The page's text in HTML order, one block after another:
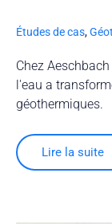
Études de cas,
Chez
l'eau a
géothermiques.
Lire la suite